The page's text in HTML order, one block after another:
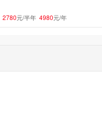
2780元/半年 4980元/年